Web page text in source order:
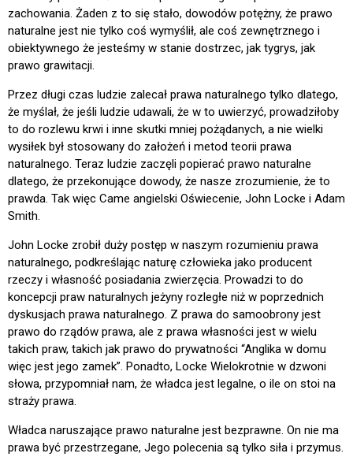
zachowania. Żaden z to się stało, dowodów potężny, że prawo
naturalne jest nie tylko coś wymyślił, ale coś zewnętrznego i
obiektywnego że jesteśmy w stanie dostrzec, jak tygrys, jak
prawo grawitacji.
Przez długi czas ludzie zalecał prawa naturalnego tylko dlatego,
że myślał, że jeśli ludzie udawali, że w to uwierzyć, prowadziłoby
to do rozlewu krwi i inne skutki mniej pożądanych, a nie wielki
wysiłek był stosowany do założeń i metod teorii prawa
naturalnego. Teraz ludzie zaczęli popierać prawo naturalne
dlatego, że przekonujące dowody, że nasze zrozumienie, że to
prawda. Tak więc Came angielski Oświecenie, John Locke i Adam
Smith.
John Locke zrobił duży postęp w naszym rozumieniu prawa
naturalnego, podkreślając naturę człowieka jako producent
rzeczy i własność posiadania zwierzęcia. Prowadzi to do
koncepcji praw naturalnych jeżyny rozległe niż w poprzednich
dyskusjach prawa naturalnego. Z prawa do samoobrony jest
prawo do rządów prawa, ale z prawa własności jest w wielu
takich praw, takich jak prawo do prywatności “Anglika w domu
więc jest jego zamek”. Ponadto, Locke Wielokrotnie w dzwoni
słowa, przypomniał nam, że władca jest legalne, o ile on stoi na
straży prawa.
Władca naruszające prawo naturalne jest bezprawne. On nie ma
prawa być przestrzegane, Jego polecenia są tylko siła i przymus.